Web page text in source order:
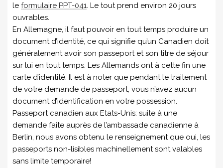
le formulaire PPT-041. Le tout prend environ 20 jours
ouvrables.
En Allemagne, il faut pouvoir en tout temps produire un
document d’identité, ce qui signifie qu’un Canadien doit
généralement avoir son passeport et son titre de séjour
sur lui en tout temps. Les Allemands ont à cette fin une
carte d’identité. Il est à noter que pendant le traitement
de votre demande de passeport, vous n’avez aucun
document d’identification en votre possession.
Passeport canadien aux Etats-Unis: suite à une
demande faite auprès de l’ambassade canadienne à
Berlin, nous avons obtenu le renseignement que oui, les
passeports non-lisibles machinellement sont valables
sans limite temporaire!